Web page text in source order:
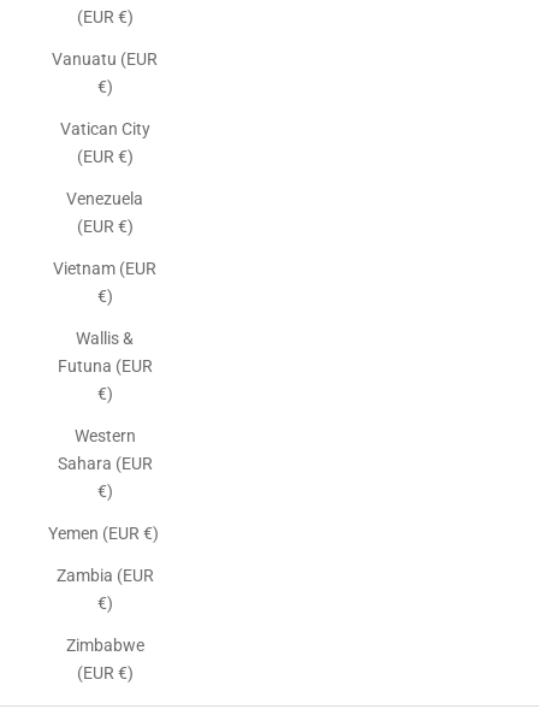
(EUR €)
Vanuatu (EUR
€)
Vatican City
(EUR €)
Venezuela
(EUR €)
Vietnam (EUR
€)
Wallis &
Futuna (EUR
€)
Western
Sahara (EUR
€)
Yemen (EUR €)
Zambia (EUR
€)
Zimbabwe
(EUR €)